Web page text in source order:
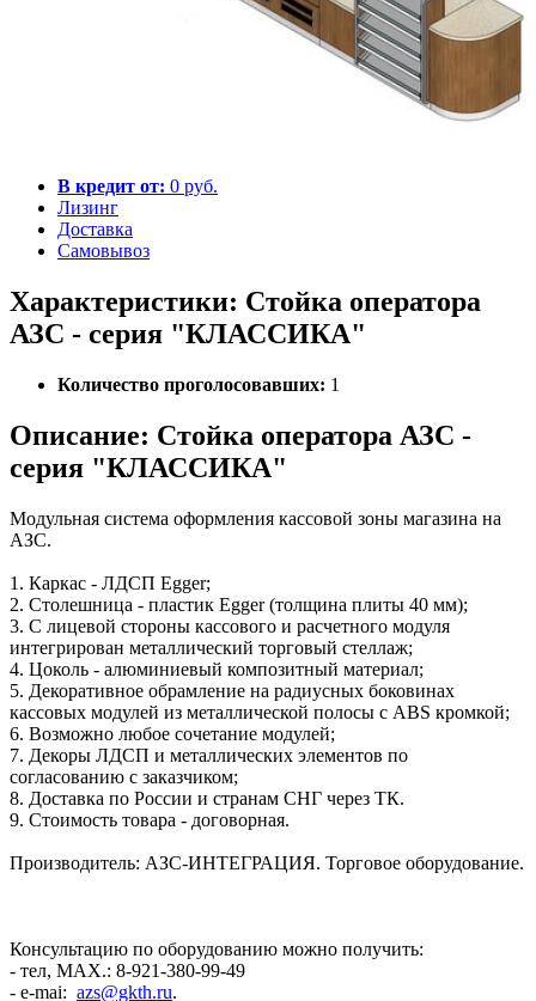
В кредит от: 0 руб.
Лизинг
Доставка
Самовывоз
Характеристики: Стойка оператора
АЗС - серия "КЛАССИКА"
Количество проголосовавших: 1
Описание: Стойка оператора АЗС -
серия "КЛАССИКА"
Модульная система оформления кассовой зоны магазина на
АЗС.
1. Каркас - ЛДСП Egger;
2. Столешница - пластик Egger (толщина плиты 40 мм);
3. С лицевой стороны кассового и расчетного модуля
интегрирован металлический торговый стеллаж;
4. Цоколь - алюминиевый композитный материал;
5. Декоративное обрамление на радиусных боковинах
кассовых модулей из металлической полосы с ABS кромкой;
6. Возможно любое сочетание модулей;
7. Декоры ЛДСП и металлических элементов по
согласованию с заказчиком;
8. Доставка по России и странам СНГ через ТК.
9. Стоимость товара - договорная.
Производитель: АЗС-ИНТЕГРАЦИЯ. Торговое оборудование.
Консультацию по оборудованию можно получить:
- тел, MAX.: 8-921-380-99-49
- e-mai: azs@gkth.ru.